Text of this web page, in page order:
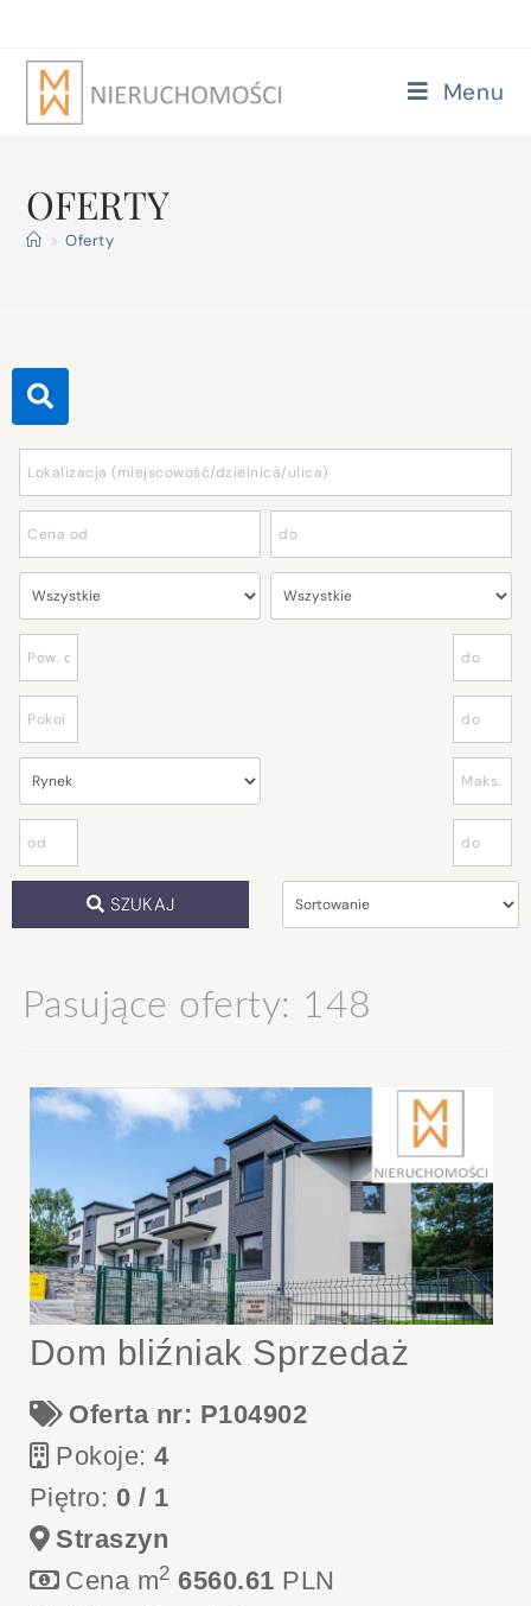
Menu
OFERTY
> Oferty
SZUKAJ
Pasujące oferty: 148
Dom bliźniak Sprzedaż
Oferta nr: P104902
Pokoje:4
Piętro: 0 / 1
Straszyn
Cena m2 6560.61 PLN